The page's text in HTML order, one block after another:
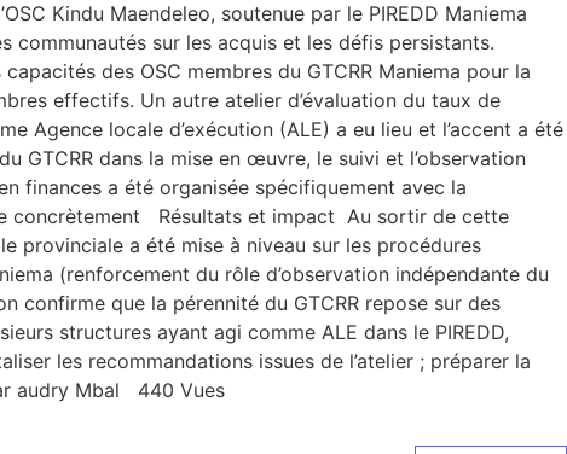
Kindu Maendeleo, soutenue par le PIREDD Maniema
communautés sur les acquis et les défis persistants.
des OSC membres du GTCRR Maniema pour la
effectifs. Un autre atelier d’évaluation du taux de
Agence locale d’exécution (ALE) a eu lieu et l’accent a été
GTCRR dans la mise en œuvre, le suivi et l’observation
finances a été organisée spécifiquement avec la
concrètement Résultats et impact Au sortir de cette
provinciale a été mise à niveau sur les procédures
(renforcement du rôle d’observation indépendante du
confirme que la pérennité du GTCRR repose sur des
structures ayant agi comme ALE dans le PIREDD,
les recommandations issues de l’atelier ; préparer la
audry Mbal 440 Vues